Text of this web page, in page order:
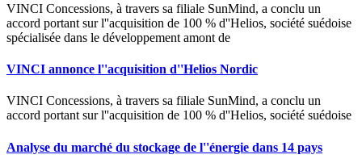
VINCI Concessions, à travers sa filiale SunMind, a conclu un
accord portant sur l''acquisition de 100 % d''Helios, société suédoise
spécialisée dans le développement amont de
VINCI annonce l''acquisition d''Helios Nordic
VINCI Concessions, à travers sa filiale SunMind, a conclu un
accord portant sur l''acquisition de 100 % d''Helios, société suédoise
Analyse du marché du stockage de l''énergie dans 14 pays